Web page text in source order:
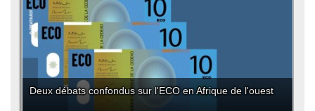
Deux débats confondus sur l'ECO en Afrique de l'ouest